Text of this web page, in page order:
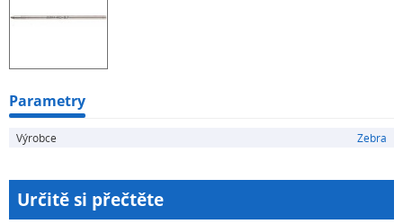
Parametry
Výrobce Zebra
Určitě si přečtěte